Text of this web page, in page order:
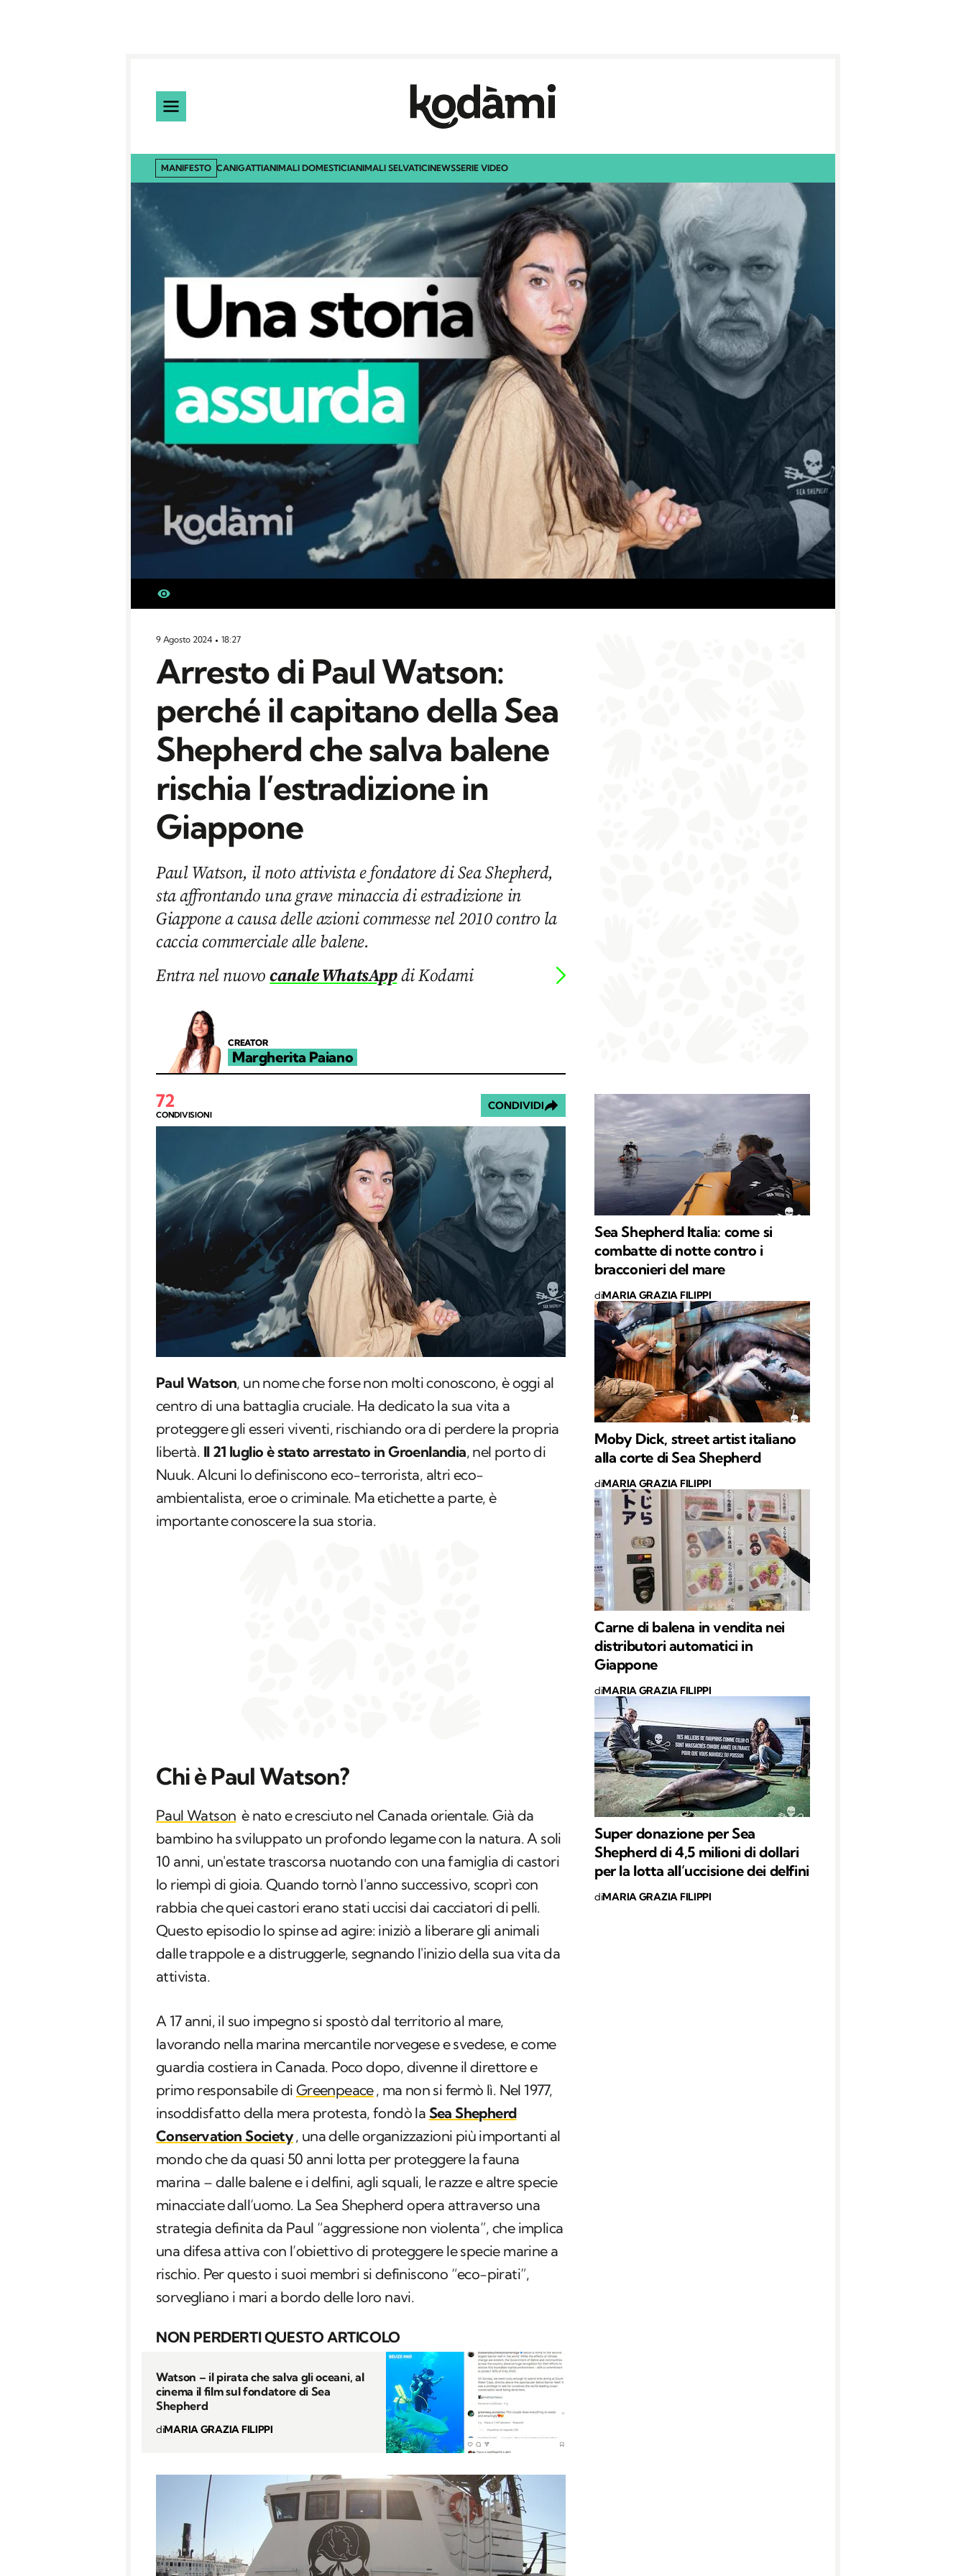
MANIFESTO CANIGATTIANIMALI DOMESTICIANIMALI SELVATICINEWSSERIE VIDEO
9 Agosto 2024 18:27
Arresto di Paul Watson:
perché il capitano della Sea
Shepherd che salva balene
rischia l’estradizione in
Giappone
Paul Watson, il noto attivista e fondatore di Sea Shepherd,
sta affrontando una grave minaccia di estradizione in
Giappone a causa delle azioni commesse nel 2010 contro la
caccia commerciale alle balene.
Entra nel nuovocanale WhatsAppdi Kodami
CREATOR
Margherita Paiano
72
CONDIVISIONI
CONDIVIDI
Paul Watson, un nome che forse non molti conoscono, è oggi al
centro di una battaglia cruciale. Ha dedicato la sua vita a
proteggere gli esseri viventi, rischiando ora di perdere la propria
libertà. Il 21 luglio è stato arrestato in Groenlandia, nel porto di
Nuuk. Alcuni lo definiscono eco-terrorista, altri eco-
ambientalista, eroe o criminale. Ma etichette a parte, è
importante conoscere la sua storia.
Chi è Paul Watson?
Paul Watson è nato e cresciuto nel Canada orientale. Già da
bambino ha sviluppato un profondo legame con la natura. A soli
10 anni, un'estate trascorsa nuotando con una famiglia di castori
lo riempì di gioia. Quando tornò l'anno successivo, scoprì con
rabbia che quei castori erano stati uccisi dai cacciatori di pelli.
Questo episodio lo spinse ad agire: iniziò a liberare gli animali
dalle trappole e a distruggerle, segnando l'inizio della sua vita da
attivista.
A 17 anni, il suo impegno si spostò dal territorio al mare,
lavorando nella marina mercantile norvegese e svedese, e come
guardia costiera in Canada. Poco dopo, divenne il direttore e
primo responsabile di Greenpeace, ma non si fermò lì. Nel 1977,
insoddisfatto della mera protesta, fondò la Sea Shepherd
Conservation Society, una delle organizzazioni più importanti al
mondo che da quasi 50 anni lotta per proteggere la fauna
marina – dalle balene e i delfini, agli squali, le razze e altre specie
minacciate dall’uomo. La Sea Shepherd opera attraverso una
strategia definita da Paul “aggressione non violenta”, che implica
una difesa attiva con l’obiettivo di proteggere le specie marine a
rischio. Per questo i suoi membri si definiscono “eco-pirati”,
sorvegliano i mari a bordo delle loro navi.
NON PERDERTI QUESTO ARTICOLO
Watson – il pirata che salva gli oceani, al
cinema il film sul fondatore di Sea
Shepherd
diMARIA GRAZIA FILIPPI
Sea Shepherd Italia: come si
combatte di notte contro i
bracconieri del mare
diMARIA GRAZIA FILIPPI
Moby Dick, street artist italiano
alla corte di Sea Shepherd
diMARIA GRAZIA FILIPPI
Carne di balena in vendita nei
distributori automatici in
Giappone
diMARIA GRAZIA FILIPPI
Super donazione per Sea
Shepherd di 4,5 milioni di dollari
per la lotta all’uccisione dei delfini
diMARIA GRAZIA FILIPPI